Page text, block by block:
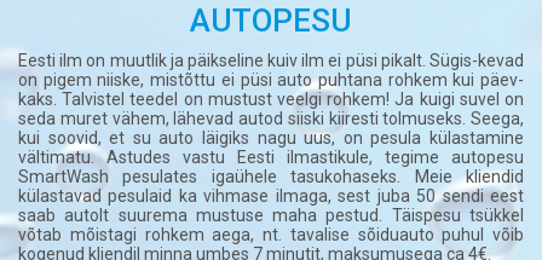
AUTOPESU
Eesti ilm on muutlik ja päikseline kuiv ilm ei püsi pikalt. Sügis-kevad
on pigem niiske, mistõttu ei püsi auto puhtana rohkem kui päev-
kaks. Talvistel teedel on mustust veelgi rohkem! Ja kuigi suvel on
seda muret vähem, lähevad autod siiski kiiresti tolmuseks. Seega,
kui soovid, et su auto läigiks nagu uus, on pesula külastamine
vältimatu. Astudes vastu Eesti ilmastikule, tegime autopesu
SmartWash pesulates igaühele tasukohaseks. Meie kliendid
külastavad pesulaid ka vihmase ilmaga, sest juba 50 sendi eest
saab autolt suurema mustuse maha pestud. Täispesu tsükkel
võtab mõistagi rohkem aega, nt. tavalise sõiduauto puhul võib
kogenud kliendil minna umbes 7 minutit, maksumusega ca 4€.